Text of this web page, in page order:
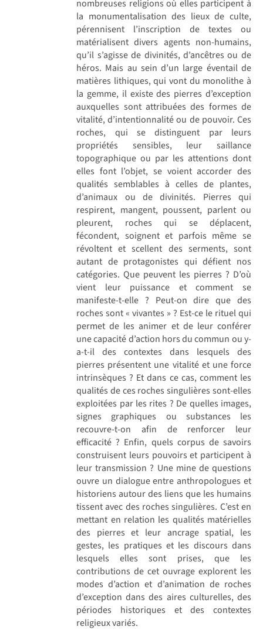
nombreuses religions où elles participent à
la monumentalisation des lieux de culte,
pérennisent l’inscription de textes ou
matérialisent divers agents non-humains,
qu’il s’agisse de divinités, d’ancêtres ou de
héros. Mais au sein d’un large éventail de
matières lithiques, qui vont du monolithe à
la gemme, il existe des pierres d’exception
auxquelles sont attribuées des formes de
vitalité, d’intentionnalité ou de pouvoir. Ces
roches, qui se distinguent par leurs
propriétés sensibles, leur saillance
topographique ou par les attentions dont
elles font l’objet, se voient accorder des
qualités semblables à celles de plantes,
d’animaux ou de divinités. Pierres qui
respirent, mangent, poussent, parlent ou
pleurent, roches qui se déplacent,
fécondent, soignent et parfois même se
révoltent et scellent des serments, sont
autant de protagonistes qui défient nos
catégories. Que peuvent les pierres ? D’où
vient leur puissance et comment se
manifeste-t-elle ? Peut-on dire que des
roches sont « vivantes » ? Est-ce le rituel qui
permet de les animer et de leur conférer
une capacité d’action hors du commun ou y-
a-t-il des contextes dans lesquels des
pierres présentent une vitalité et une force
intrinsèques ? Et dans ce cas, comment les
qualités de ces roches singulières sont-elles
exploitées par les rites ? De quelles images,
signes graphiques ou substances les
recouvre-t-on afin de renforcer leur
efficacité ? Enfin, quels corpus de savoirs
construisent leurs pouvoirs et participent à
leur transmission ? Une mine de questions
ouvre un dialogue entre anthropologues et
historiens autour des liens que les humains
tissent avec des roches singulières. C’est en
mettant en relation les qualités matérielles
des pierres et leur ancrage spatial, les
gestes, les pratiques et les discours dans
lesquels elles sont prises, que les
contributions de cet ouvrage explorent les
modes d’action et d’animation de roches
d’exception dans des aires culturelles, des
périodes historiques et des contextes
religieux variés.